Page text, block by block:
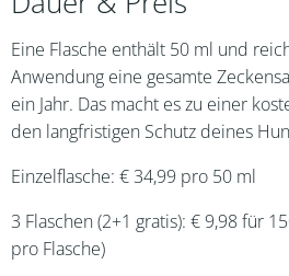
Eine Flasche enthält 50 ml und
Anwendung eine gesamte
ein Jahr. Das macht es zu einer
den langfristigen Schutz deines
Einzelflasche: € 34,99 pro 50 ml
3 Flaschen (2+1 gratis): € 9,98 für
pro Flasche)